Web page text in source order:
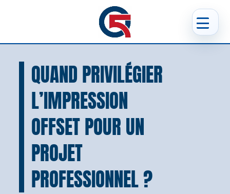
QUAND PRIVILÉGIER
L’IMPRESSION
OFFSET POUR UN
PROJET
PROFESSIONNEL ?